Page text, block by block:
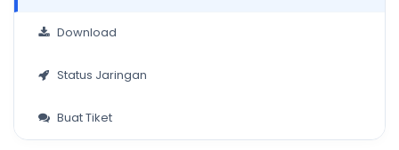
Download
Status Jaringan
Buat Tiket